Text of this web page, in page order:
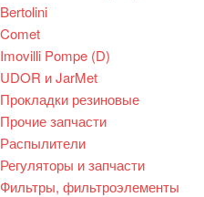
Bertolini
Comet
Imovilli Pompe (D)
UDOR и JarMet
Прокладки резиновые
Прочие запчасти
Распылители
Регуляторы и запчасти
Фильтры, фильтроэлементы